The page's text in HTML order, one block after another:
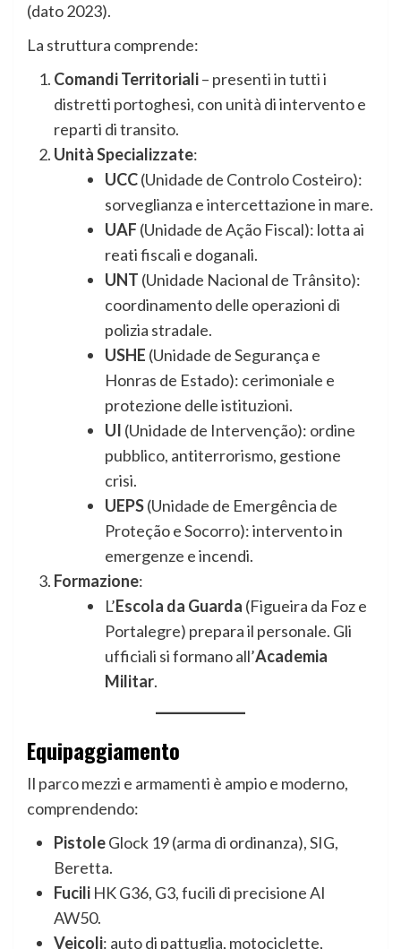
(dato 2023).
La struttura comprende:
Comandi Territoriali– presenti in tutti i
distretti portoghesi, con unità di intervento e
reparti di transito.
Unità Specializzate:
UCC(Unidade de Controlo Costeiro):
sorveglianza e intercettazione in mare.
UAF (Unidade de Ação Fiscal): lotta ai
reati fiscali e doganali.
UNT (Unidade Nacional de Trânsito):
coordinamento delle operazioni di
polizia stradale.
USHE (Unidade de Segurança e
Honras de Estado): cerimoniale e
protezione delle istituzioni.
UI (Unidade de Intervenção): ordine
pubblico, antiterrorismo, gestione
crisi.
UEPS(Unidade de Emergência de
Proteção e Socorro): intervento in
emergenze e incendi.
Formazione:
L’Escola da Guarda (Figueira da Foz e
Portalegre) prepara il personale. Gli
ufficiali si formano all’Academia
Militar.
Equipaggiamento
Il parco mezzi e armamenti è ampio e moderno,
comprendendo:
PistoleGlock 19 (arma di ordinanza), SIG,
Beretta.
Fucili HK G36, G3, fucili di precisione AI
AW50.
Veicoli: auto di pattuglia, motociclette,